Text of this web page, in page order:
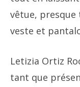
vêtue, presque
veste et
Letizia Ortiz
tant que